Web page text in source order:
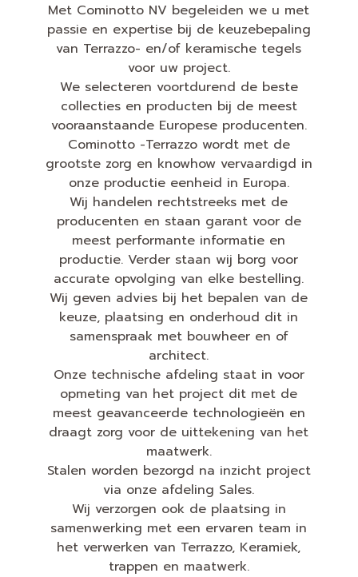
Met Cominotto NV begeleiden we u met
passie en expertise bij de keuzebepaling
van Terrazzo- en/of keramische tegels
voor uw project.
We selecteren voortdurend de beste
collecties en producten bij de meest
vooraanstaande Europese producenten.
Cominotto -Terrazzo wordt met de
grootste zorg en knowhow vervaardigd in
onze productie eenheid in Europa.
Wij handelen rechtstreeks met de
producenten en staan garant voor de
meest performante informatie en
productie. Verder staan wij borg voor
accurate opvolging van elke bestelling.
Wij geven advies bij het bepalen van de
keuze, plaatsing en onderhoud dit in
samenspraak met bouwheer en of
architect.
Onze technische afdeling staat in voor
opmeting van het project dit met de
meest geavanceerde technologieën en
draagt zorg voor de uittekening van het
maatwerk.
Stalen worden bezorgd na inzicht project
via onze afdeling Sales.
Wij verzorgen ook de plaatsing in
samenwerking met een ervaren team in
het verwerken van Terrazzo, Keramiek,
trappen en maatwerk.